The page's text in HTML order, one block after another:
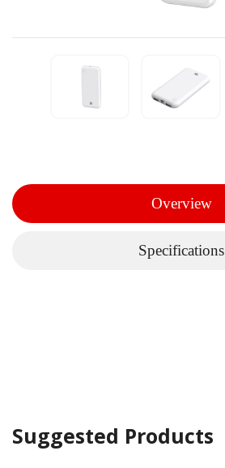
Overview
Specifications
Suggested Products